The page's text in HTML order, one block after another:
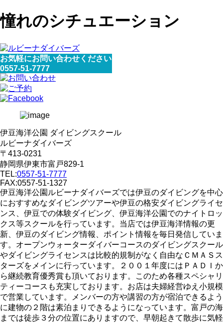
憧れのシチュエーション
お気軽にお問い合わせください
0557-51-7777
伊豆海洋公園 ダイビングスクール
ルビーナダイバーズ
〒413-0231
静岡県伊東市富戸829-1
TEL:0557-51-7777
FAX:0557-51-1327
伊豆海洋公園ルビーナダイバーズでは伊豆のダイビングを中心
におすすめなダイビングツアーや伊豆の格安ダイビングライセ
ンス、伊豆での体験ダイビング、伊豆海洋公園でのナイトロッ
クス等スクールを行っています。当店では伊豆海洋情報の更
新、伊豆のダイビング情報、ポイント情報を毎日発信していま
す。オープンウォーターダイバーコースのダイビングスクール
やダイビングライセンスは比較的規制がなく自由なＣＭＡＳス
ターズをメインに行っています。２００１年度にはＰＡＤＩか
ら継続教育優秀賞も頂いております。このため各種スペシャリ
ティーコースも充実しております。お店は夫婦経営ゆえ小規模
で営業しています。メンバーの方や講習の方が宿泊できるよう
に建物の２階は素泊まりできるようになっています。富戸の海
までは徒歩３分の位置にありますので、早朝起きて散歩に気軽